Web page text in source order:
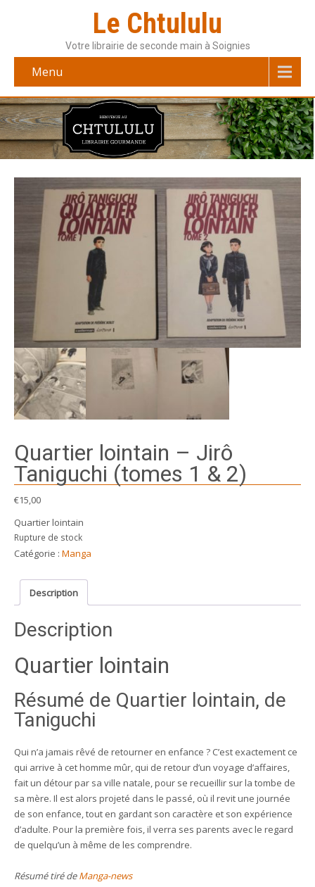
Le Chtululu
Votre librairie de seconde main à Soignies
Menu
Quartier lointain – Jirô
Taniguchi (tomes 1 & 2)
€15,00
Quartier lointain
Rupture de stock
Catégorie : Manga
Description
Description
Quartier lointain
Résumé de Quartier lointain, de
Taniguchi
Qui n’a jamais rêvé de retourner en enfance ? C’est exactement ce
qui arrive à cet homme mûr, qui de retour d’un voyage d’affaires,
fait un détour par sa ville natale, pour se recueillir sur la tombe de
sa mère. Il est alors projeté dans le passé, où il revit une journée
de son enfance, tout en gardant son caractère et son expérience
d’adulte. Pour la première fois, il verra ses parents avec le regard
de quelqu’un à même de les comprendre.
Résumé tiré deManga-news